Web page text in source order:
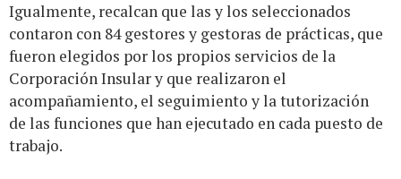
Igualmente, recalcan que las y los seleccionados
contaron con 84 gestores y gestoras de prácticas, que
fueron elegidos por los propios servicios de la
Corporación Insular y que realizaron el
acompañamiento, el seguimiento y la tutorización
de las funciones que han ejecutado en cada puesto de
trabajo.